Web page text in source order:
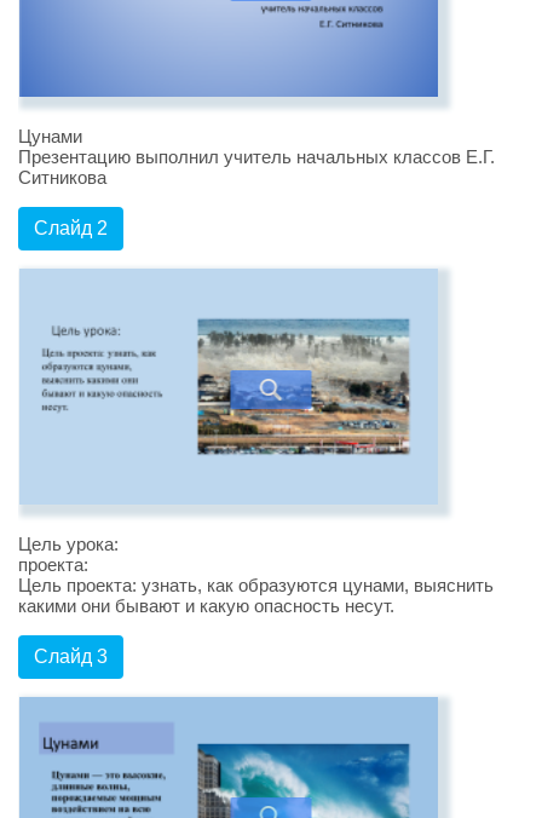
Цунами
Презентацию выполнил учитель начальных классов Е.Г.
Ситникова
Слайд 2
Цель урока:
проекта:
Цель проекта: узнать, как образуются цунами, выяснить
какими они бывают и какую опасность несут.
Слайд 3